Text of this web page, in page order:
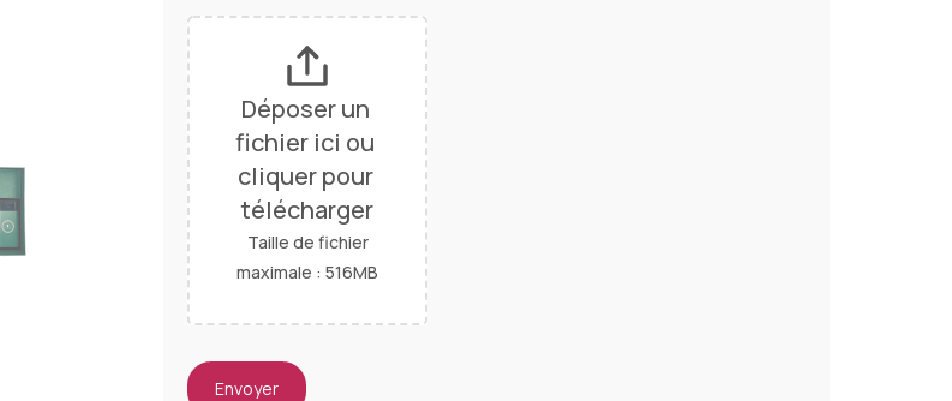
Déposer un
fichier ici ou
cliquer pour
télécharger
Taille de fichier
maximale : 516MB
Envoyer